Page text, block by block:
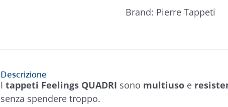
Brand: Pierre Tappeti
Descrizione
I tappeti Feelings QUADRI sono multiusoe
senza spendere troppo.